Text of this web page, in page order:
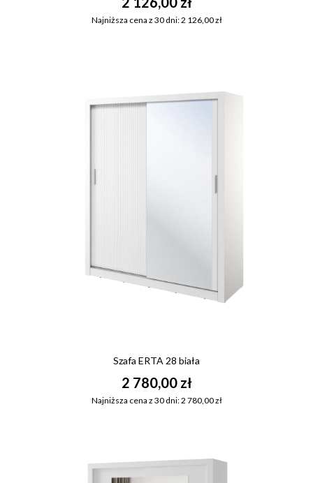
Najniższa cena z 30 dni: 2 126,00 zł
Szafa ERTA 28 biała
2 780,00 zł
Najniższa cena z 30 dni: 2 780,00 zł